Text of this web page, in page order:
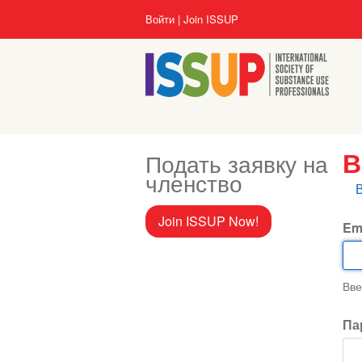
User
account
menu
Войти Join ISSUP
Подать заявку на
членство
Join ISSUP Now!